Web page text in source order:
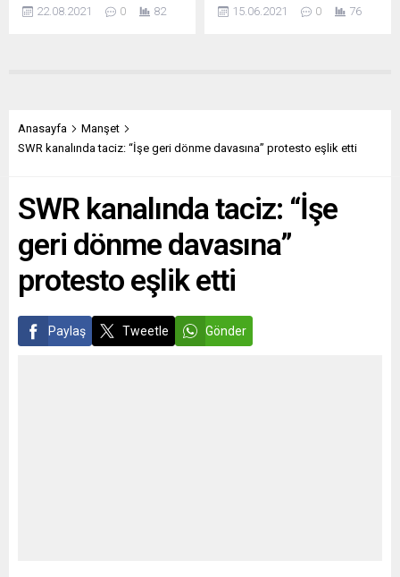
karşıya olduğunu belirten
eyleminin 2 Eylül günü...
artış kaydetti. Pek çok
konusu. Robert Koch
Enstitüsü ülkede dördüncü
olarak bilinen üçüncü doz
aşıya ilişkin tartışmalar da
sürüyor. Sağlık Bakanı Jens
Spahn, vatandaşlara...
22.08.2021 0 82
Augsburg Büyükşehir
belediye, öğrenci biletlerinde
öğrenim yılından itibaren
öğrenciler...
15.06.2021 0 76
Anasayfa
Manşet
SWR kanalında taciz: “İşe geri dönme davasına” protesto eşlik etti
SWR kanalında taciz: “İşe
geri dönme davasına”
protesto eşlik etti
Paylaş Tweetle Gönder